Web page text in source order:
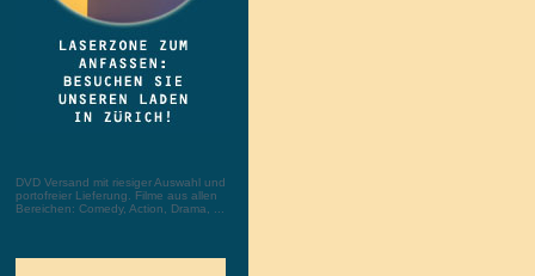
DVD Versand mit riesiger Auswahl und
portofreier Lieferung. Filme aus allen
Bereichen: Comedy, Action, Drama, ...